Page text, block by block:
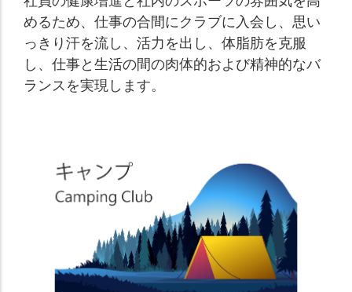
めるため、仕事の合間にクラブに入会し、思い
っきり汗を流し、活力を出し、体脂肪を克服
し、仕事と生活の間の肉体的および精神的なバ
ランスを実現します。